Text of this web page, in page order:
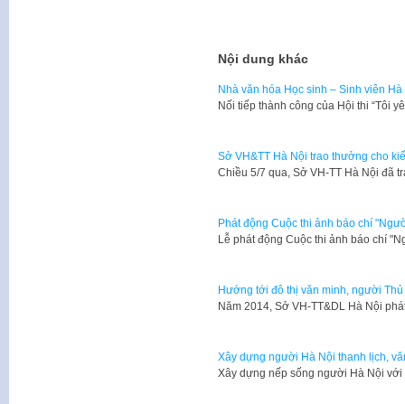
Nội dung khác
Nhà văn hóa Học sinh – Sinh viên
​Nối tiếp thành công của Hội thi “Tôi
Sở VH&TT Hà Nội trao thưởng cho
Chiều 5/7 qua, Sở VH-TT Hà Nội đã
Phát động Cuộc thi ảnh báo chí
Lễ phát động Cuộc thi ảnh báo chí
Hướng tới đô thị văn minh, người
​Năm 2014, Sở VH-TT&DL Hà Nội
Xây dựng người Hà Nội thanh lịch,
Xây dựng nếp sống người Hà Nội